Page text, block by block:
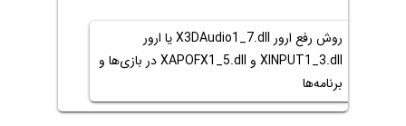
روش رفع ارور X3DAudio1_7.dll یا ارور
XINPUT1_3.dll و XAPOFX1_5.dll در بازی‌ها و
برنامه‌ها